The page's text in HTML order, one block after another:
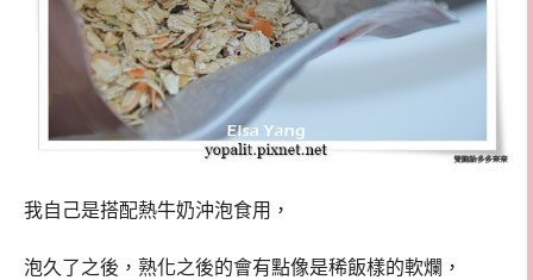
我自己是搭配熱牛奶沖泡食用，
泡久了之後，熟化之後的會有點像是稀飯樣的軟爛，